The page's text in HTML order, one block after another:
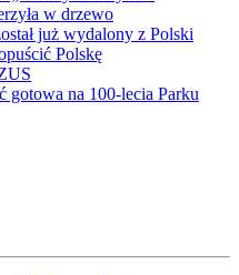
w drzewo
już wydalony z Polski
Polskę
gotowa na 100-lecia Parku